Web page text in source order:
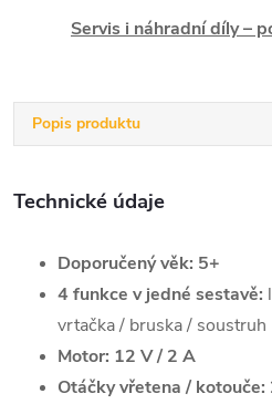
Servis i náhradní díly –
Popis produktu
Technické údaje
Doporučený věk: 5+
4 funkce v jedné sestavě:
vrtačka / bruska / soustruh
Motor: 12 V / 2 A
Otáčky vřetena / kotouče: